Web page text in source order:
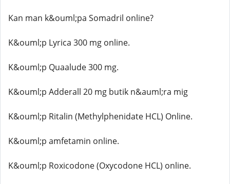
Kan man k&ouml;pa Somadril online?
K&ouml;p Lyrica 300 mg online.
K&ouml;p Quaalude 300 mg.
K&ouml;p Adderall 20 mg butik n&auml;ra mig
K&ouml;p Ritalin (Methylphenidate HCL) Online.
K&ouml;p amfetamin online.
K&ouml;p Roxicodone (Oxycodone HCL) online.